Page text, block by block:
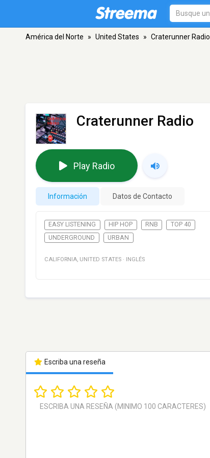
América del Norte » United States » Craterunner Radio
Craterunner Radio
Play Radio
Información Datos de Contacto
EASY LISTENING HIP HOP RNB
TOP 40
UNDERGROUND
URBAN
CALIFORNIA, UNITED STATES · INGLÉS
Escriba una reseña